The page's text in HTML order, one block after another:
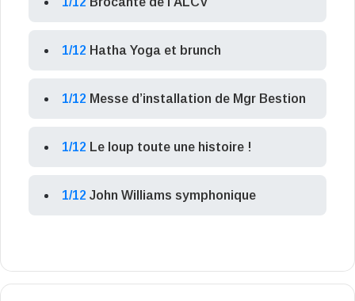
1/12 Hatha Yoga et brunch
1/12 Messe d’installation de Mgr Bestion
1/12 Le loup toute une histoire !
1/12 John Williams symphonique